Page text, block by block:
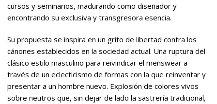
cursos y seminarios, madurando como diseñador y
encontrando su exclusiva y transgresora esencia.
Su propuesta se inspira en un grito de libertad contra los
cánones establecidos en la sociedad actual. Una ruptura del
clásico estilo masculino para reivindicar el menswear a
través de un eclecticismo de formas con la que reinventar y
presentar a un hombre nuevo. Explosión de colores vivos
sobre neutros que, sin dejar de lado la sastrería tradicional,